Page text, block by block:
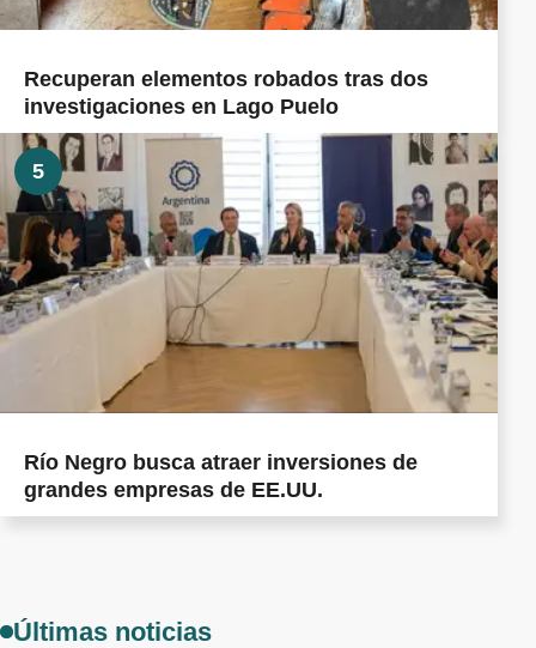
Recuperan elementos robados tras dos
investigaciones en Lago Puelo
5
Río Negro busca atraer inversiones de
grandes empresas de EE.UU.
Últimas noticias